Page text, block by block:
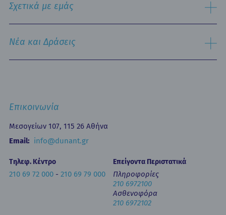
Νοσηλευτική Υπηρεσία
Εξωτερικά Ιατρεία
Οne Day Clinic (Ημερήσια Νοσηλεία)
Σχετικά με εμάς
Ιστορικό
Όραμα & Αποστολή
Πολιτική Ποιότητας
Οικονομικά Μεγέθη
Νέα και Δράσεις
Δελτία Τύπου - Ανακοινώσεις
Εκπαίδευση
Έντυπα
Επικοινωνία
Μεσογείων 107, 115 26 Αθήνα
Email: info@dunant.gr
Τηλεφ. Κέντρο
210 69 72 000- 210 69 79 000
Επείγοντα Περιστατικά
Πληροφορίες
210 6972100
Ασθενοφόρα
210 6972102